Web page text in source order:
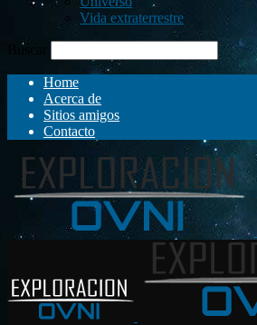
Vida extraterrestre
Buscar
Home
Acerca de
Sitios amigos
Contacto